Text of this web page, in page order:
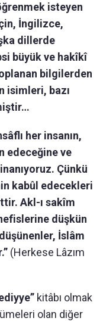
isteyen
İngilizce,
dillerde
büyük ve hakîkî
bilgilerden
isimleri, bazı
her insanın,
edeceğine ve
Çünkü
kabûl edecekleri
Akl-ı sakîm
düşkün
İslâm
(Herkese Lâzım
kitâbı olmak
olan diğer